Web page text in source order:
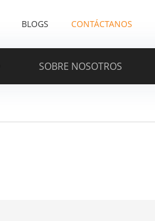
BLOGS CONTÁCTANOS
SOBRE NOSOTROS